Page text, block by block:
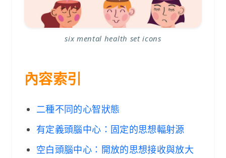
six mental health set icons
內容索引
二種不同的心智狀態
有定義頭腦中心：固定的思想輻射源
空白頭腦中心：開放的思想接收與放大